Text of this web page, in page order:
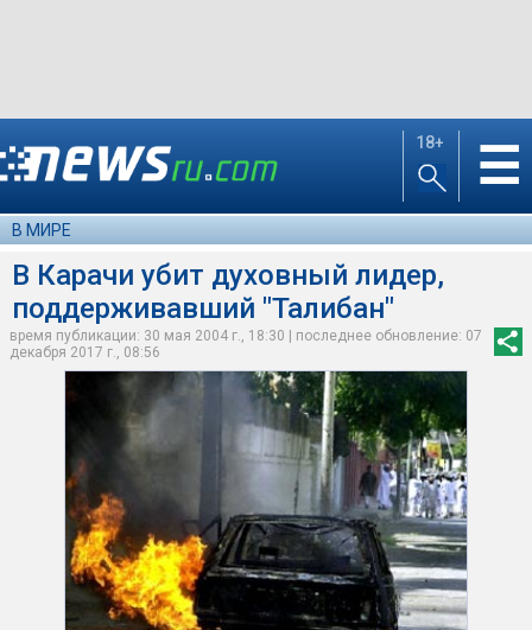
18+ ☰
В МИРЕ
В Карачи убит духовный лидер,
поддерживавший "Талибан"
время публикации: 30 мая 2004 г., 18:30 | последнее обновление: 07
декабря 2017 г., 08:56